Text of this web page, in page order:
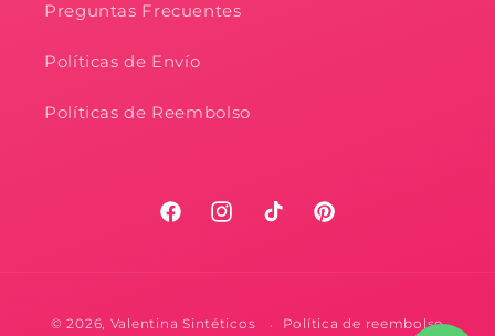
Preguntas Frecuentes
Políticas de Envío
Políticas de Reembolso
FacebookInstagramTikTokPinterest
© 2026, Valentina Sintéticos Política de reembolso